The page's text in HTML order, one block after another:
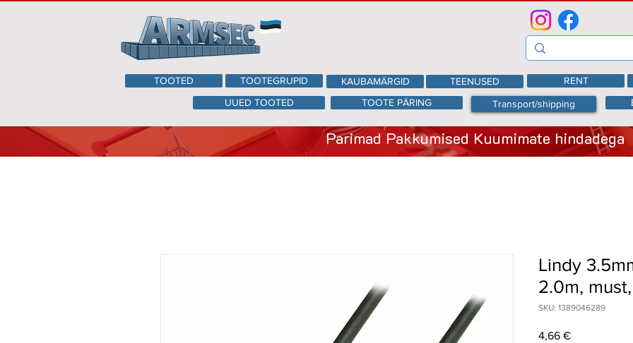
TOOTED
TOOTEGRUPID
UUED TOOTED
KAUBAMÄRGID TEENUSED RENT
TOOTE PÄRING
Transport/shipping
Parimad Pakkumised Kuumimate hindadega
Lindy
2.0m,
SKU: 1389046289
4,66 €Price